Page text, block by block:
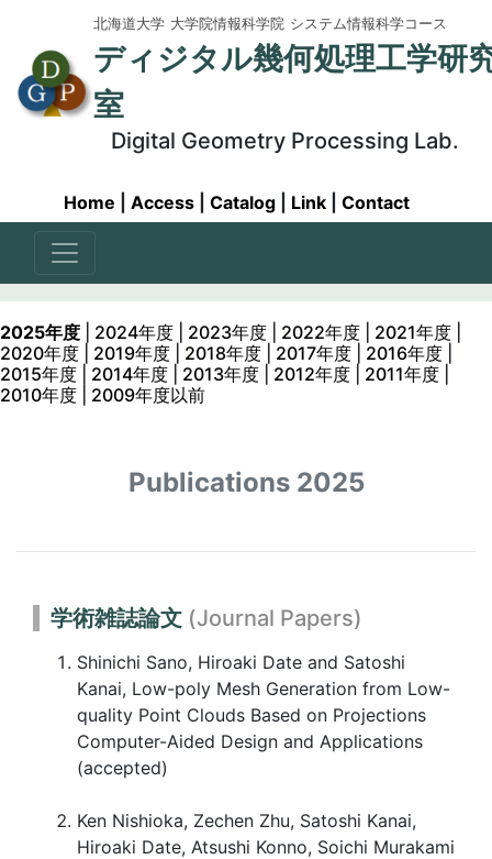
北海道大学 大学院情報科学院 システム情報科学コース
ディジタル幾何処理工学研
室
Digital Geometry Processing Lab.
Home |Access |Catalog Link |Contact
2025年度 2024年度 2023年度 2022年度 2021年度
2020年度
2019年度 2018年度 2017年度 2016年度
2015年度
2014年度 2013年度 2012年度 2011年度
2010年度
2009年度以前
Publications 2025
学術雑誌論文 (Journal Papers)
Shinichi Sano, Hiroaki Date and Satoshi
Kanai, Low-poly Mesh Generation from Low-
quality Point Clouds Based on Projections
Computer-Aided Design and Applications
(accepted)
Ken Nishioka, Zechen Zhu, Satoshi Kanai,
Hiroaki Date, Atsushi Konno, Soichi Murakami